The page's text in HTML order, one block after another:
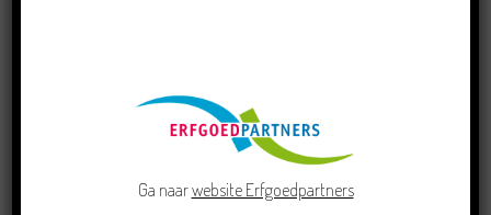
Ga naarwebsite Erfgoedpartners